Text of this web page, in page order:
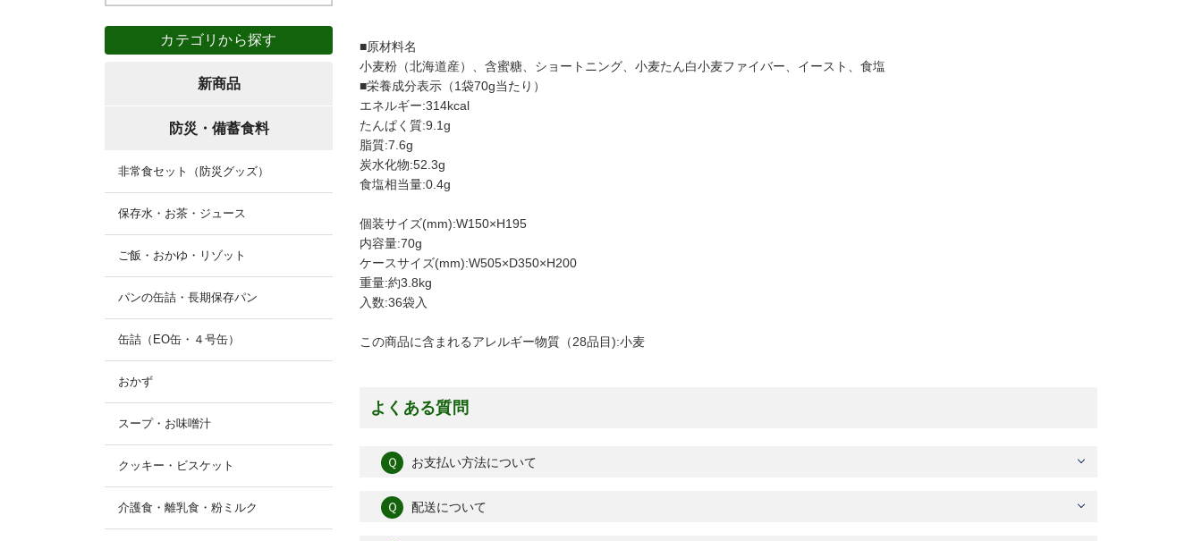
■原材料名
小麦粉（北海道産）、含蜜糖、ショートニング、小麦たん白小麦ファイバー、イースト、食塩
■栄養成分表示（1袋70g当たり）
エネルギー:314kcal
たんぱく質:9.1g
脂質:7.6g
炭水化物:52.3g
食塩相当量:0.4g
個装サイズ(mm):W150×H195
内容量:70g
ケースサイズ(mm):W505×D350×H200
重量:約3.8kg
入数:36袋入
この商品に含まれるアレルギー物質（28品目):小麦
よくある質問
Ｑ お支払い方法について
Ｑ 配送について
カテゴリから探す
新商品
防災・備蓄食料
非常食セット（防災グッズ）
保存水・お茶・ジュース
ご飯・おかゆ・リゾット
パンの缶詰・長期保存パン
缶詰（EO缶・４号缶）
おかず
スープ・お味噌汁
クッキー・ビスケット
介護食・離乳食・粉ミルク